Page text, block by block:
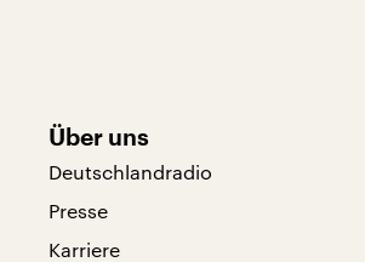
Über uns
Deutschlandradio
Presse
Karriere